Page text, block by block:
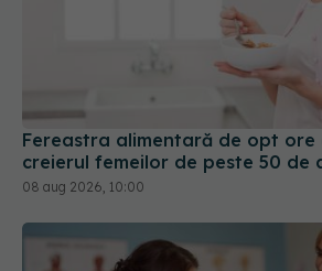
Fereastra alimentară de opt ore
creierul femeilor de peste 50 de
08 aug 2026, 10:00